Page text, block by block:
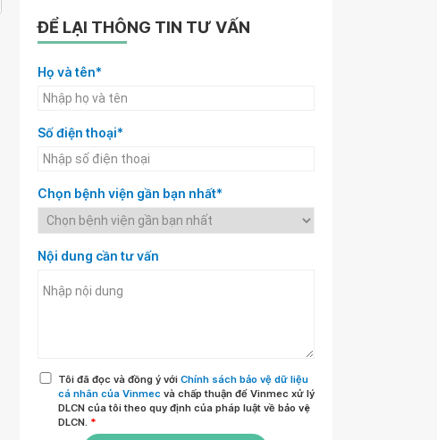
ĐỂ LẠI THÔNG TIN TƯ VẤN
Họ và tên*
Số điện thoại*
Chọn bệnh viện gần bạn nhất*
Nội dung cần tư vấn
Tôi đã đọc và đồng ý với Chính sách bảo vệ dữ liệu
cá nhân của Vinmec và chấp thuận để Vinmec xử lý
DLCN của tôi theo quy định của pháp luật về bảo vệ
DLCN. *